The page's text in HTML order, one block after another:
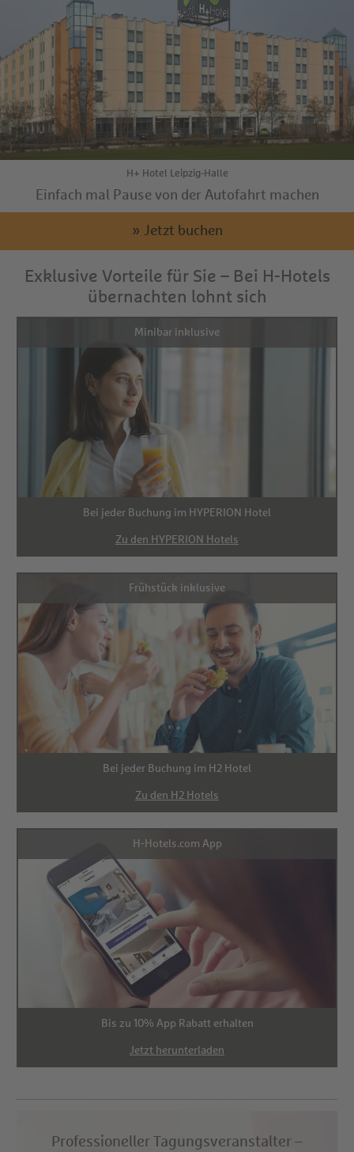
H+ Hotel Leipzig-Halle
Einfach mal Pause von der Autofahrt machen
» Jetzt buchen
Exklusive Vorteile für Sie – Bei H-Hotels
übernachten lohnt sich
Minibar inklusive
Bei jeder Buchung im HYPERION Hotel
Zu den HYPERION Hotels
Frühstück inklusive
Bei jeder Buchung im H2 Hotel
Zu den H2 Hotels
H-Hotels.com App
Bis zu 10% App Rabatt erhalten
Jetzt herunterladen
Professioneller Tagungsveranstalter –